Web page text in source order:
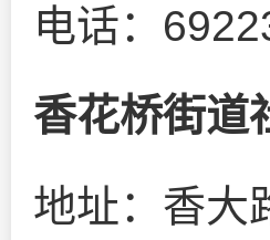
电话：
香花桥街道
地址：香大